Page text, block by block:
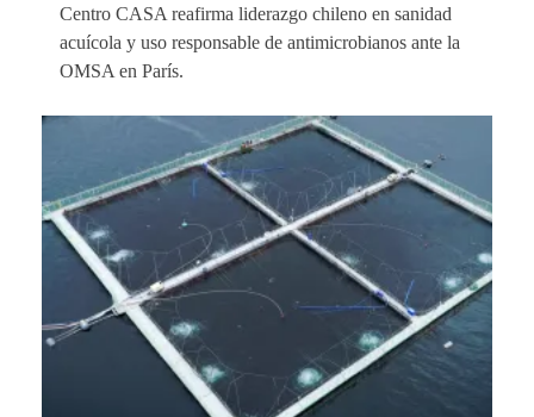
Centro CASA reafirma liderazgo chileno en sanidad
acuícola y uso responsable de antimicrobianos ante la
OMSA en París.